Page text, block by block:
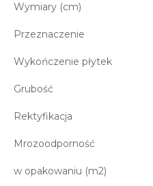
Wymiary (cm)
Przeznaczenie
Wykończenie płytek
Grubość
Rektyfikacja
Mrozoodporność
w opakowaniu (m2)